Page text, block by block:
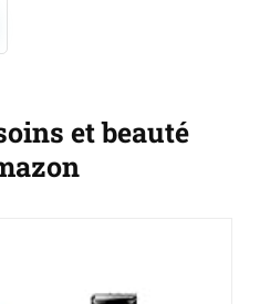
et beauté